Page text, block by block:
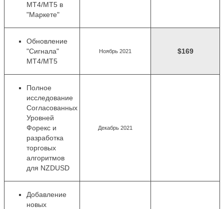
MT4/MT5 в
"Маркете"
Обновление
"Сигнала"
MT4/MT5
Ноябрь 2021 $169
Полное
исследование
Согласованных
Уровней
Форекс и
разработка
торговых
алгоритмов
для NZDUSD
Декабрь 2021
Добавление
новых